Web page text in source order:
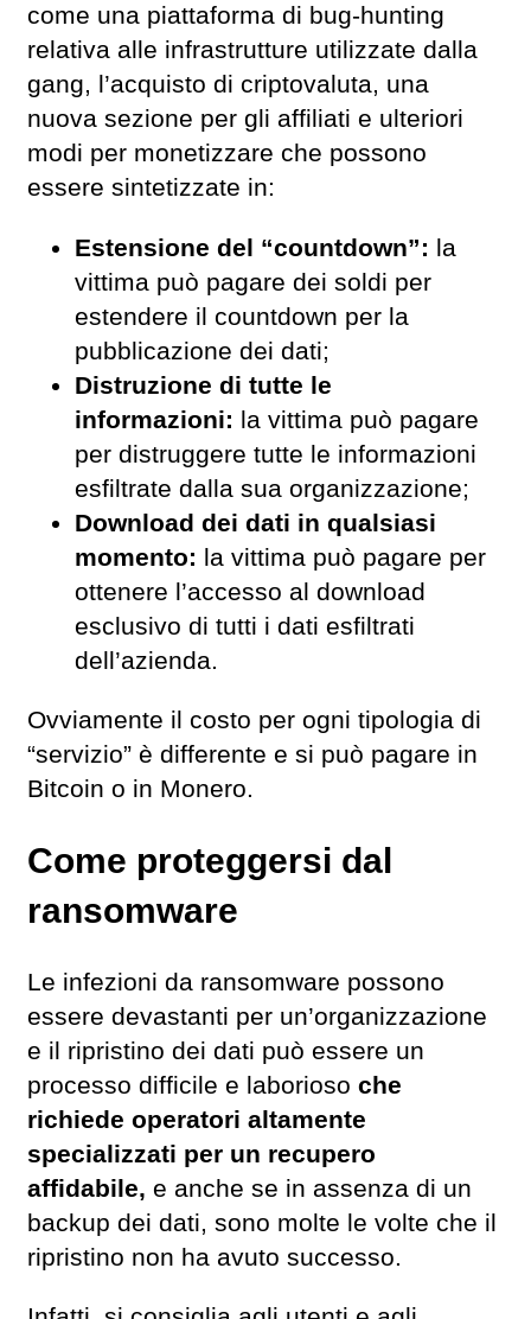
come una piattaforma di bug-hunting
relativa alle infrastrutture utilizzate dalla
gang, l’acquisto di criptovaluta, una
nuova sezione per gli affiliati e ulteriori
modi per monetizzare che possono
essere sintetizzate in:
Estensione del “countdown”: la
vittima può pagare dei soldi per
estendere il countdown per la
pubblicazione dei dati;
Distruzione di tutte le
informazioni: la vittima può pagare
per distruggere tutte le informazioni
esfiltrate dalla sua organizzazione;
Download dei dati in qualsiasi
momento: la vittima può pagare per
ottenere l’accesso al download
esclusivo di tutti i dati esfiltrati
dell’azienda.
Ovviamente il costo per ogni tipologia di
“servizio” è differente e si può pagare in
Bitcoin o in Monero.
Come proteggersi dal
ransomware
Le infezioni da ransomware possono
essere devastanti per un’organizzazione
e il ripristino dei dati può essere un
processo difficile e laborioso che
richiede operatori altamente
specializzati per un recupero
affidabile, e anche se in assenza di un
backup dei dati, sono molte le volte che il
ripristino non ha avuto successo.